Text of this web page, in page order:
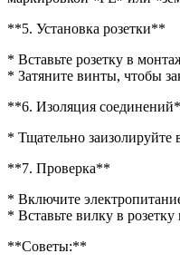
**5. Установка розетки**
* Вставьте розетку в
* Затяните винты, чтобы
**6. Изоляция
* Тщательно заизолируйте
**7. Проверка**
* Включите
* Вставьте вилку в
**Советы:**